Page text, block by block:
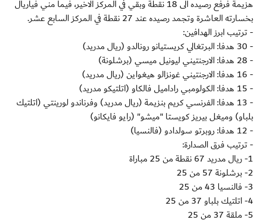
هزيمة فرفع رصيده الى 18 نقطة وبقي في المركز الاخير، فيما مني فياريال
بخسارته العاشرة وتجمد رصيده عند 27 نقطة في المركز السابع عشر.
- ترتيب ابرز الهدافين:
- 30 هدفا: البرتغالي كريستيانو رونالدو (ريال مدريد)
- 28 هدفا: الارجنتيني ليونيل ميسي (برشلونة)
- 16 هدفا: الارجنتيني غونزالو هيغواين (ريال مدريد)
- 15 هدفا: الكولومبي راداميل فالكاو (اتلتيكو مدريد)
- 13 هدفا: الفرنسي كريم بنزيمة (ريال مدريد) وفرناندو لورينتي (اتلتيك
بلباو) وميغل بيريز كويستا "ميشو" (رايو فايكانو)
- 12 هدفا: روبرتو سولدادو (فالنسيا)
- ترتيب فرق الصدارة:
1- ريال مدريد 67 نقطة من 25 مباراة
2- برشلونة 57 من 25
3- فالنسيا 43 من 25
4- اتلتيك بلباو 37 من 25
5- ملقة 37 من 25